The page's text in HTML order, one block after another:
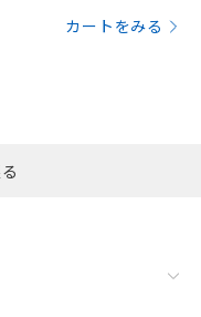
カートをみる